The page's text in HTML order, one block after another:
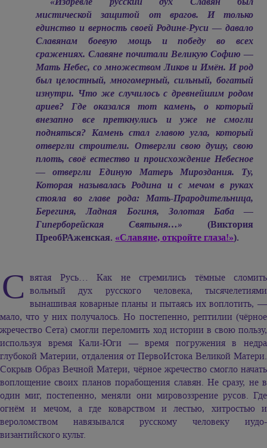
мистической защитой от врагов. И только
единство и верность своей Родине-Руси — давало
Славянам боевую мощь и победу во всех
сражениях. Славяне почитали Великую Софию —
Мать Небес, со множеством Ликов и Имён. И род
был целостный, многомерный, сильный, богатый
изнутри. Что же случилось с древнейшим родом
ариев? Где оказался тот камень, о который
внезапно все преткнулись и уже не смогли
подняться? Камень стал главою угла, который
отвергли строители. Отвергли свою душу, свою
плоть, своё естество и происхождение Небесное
— отвергли Единую Матерь Мироздания. Ту,
Которая называлась Родина и с мечом в руках
стояла во главе рода: Мать-Прародительница,
Берегиня, Ладная Богиня, Золотая Баба —
Гиперборейская Святыня…» (Виктория
ПреобРАженская. «Славяне, откройте глаза!»).
С вятая Русь… Как не стремились тёмные сломить
вольный дух русского человека, тысячелетиями
вынашивая коварные планы и пытаясь их воплотить, —
мало, что у них получалось. Но постепенно, рептилии (чёрное
жречество Сета) смогли переломить ход истории в свою пользу,
используя время Кали-Юги — время погружения в недра
глубокой Материи, отдаления от ПервоИстока Великой Матери.
Сокрыв Образ Вечной Матери, чёрное жречество смогло начать
воплощение своих планов порабощения славян. Не сразу, не в
один миг, постепенно, меняли они мировоззрение русов. Где
огнём и мечом, а где коварством и лестью, хитростью и
вероломством навязывался русскому человеку иудо-
византийского культ.